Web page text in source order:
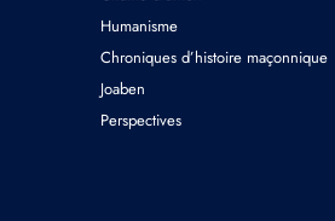
Humanisme
Chroniques d’histoire maçonnique
Joaben
Perspectives